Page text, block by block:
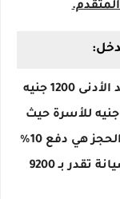
للفئات المتقدمة من محدودي الدخل الحد الأدنى 1200 جنيه
آلاف جنيه للأسرة حيث
يبلغ سعر الوحدة 184 ألف جنيه وخطورة الحجز هي دفع 10٪
من قيمة الوحدة كحد أدنى مع وديعة صيانة تقدر بـ 9200